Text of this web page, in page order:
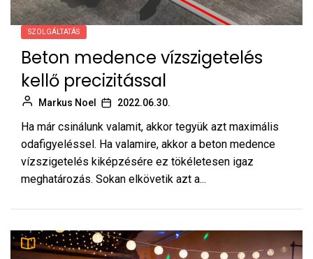
SZOLGÁLTATÁS
Beton medence vízszigetelés
kellő precizitással
Markus Noel 2022.06.30.
Ha már csinálunk valamit, akkor tegyük azt maximális
odafigyeléssel. Ha valamire, akkor a beton medence
vízszigetelés kiképzésére ez tökéletesen igaz
meghatározás. Sokan elkövetik azt a...